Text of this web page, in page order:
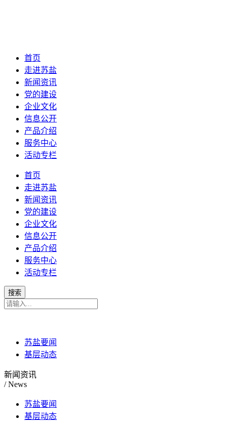
首页
走进苏盐
新闻资讯
党的建设
企业文化
信息公开
产品介绍
服务中心
活动专栏
首页
走进苏盐
新闻资讯
党的建设
企业文化
信息公开
产品介绍
服务中心
活动专栏
苏盐要闻
基层动态
新闻资讯
/ News
苏盐要闻
基层动态